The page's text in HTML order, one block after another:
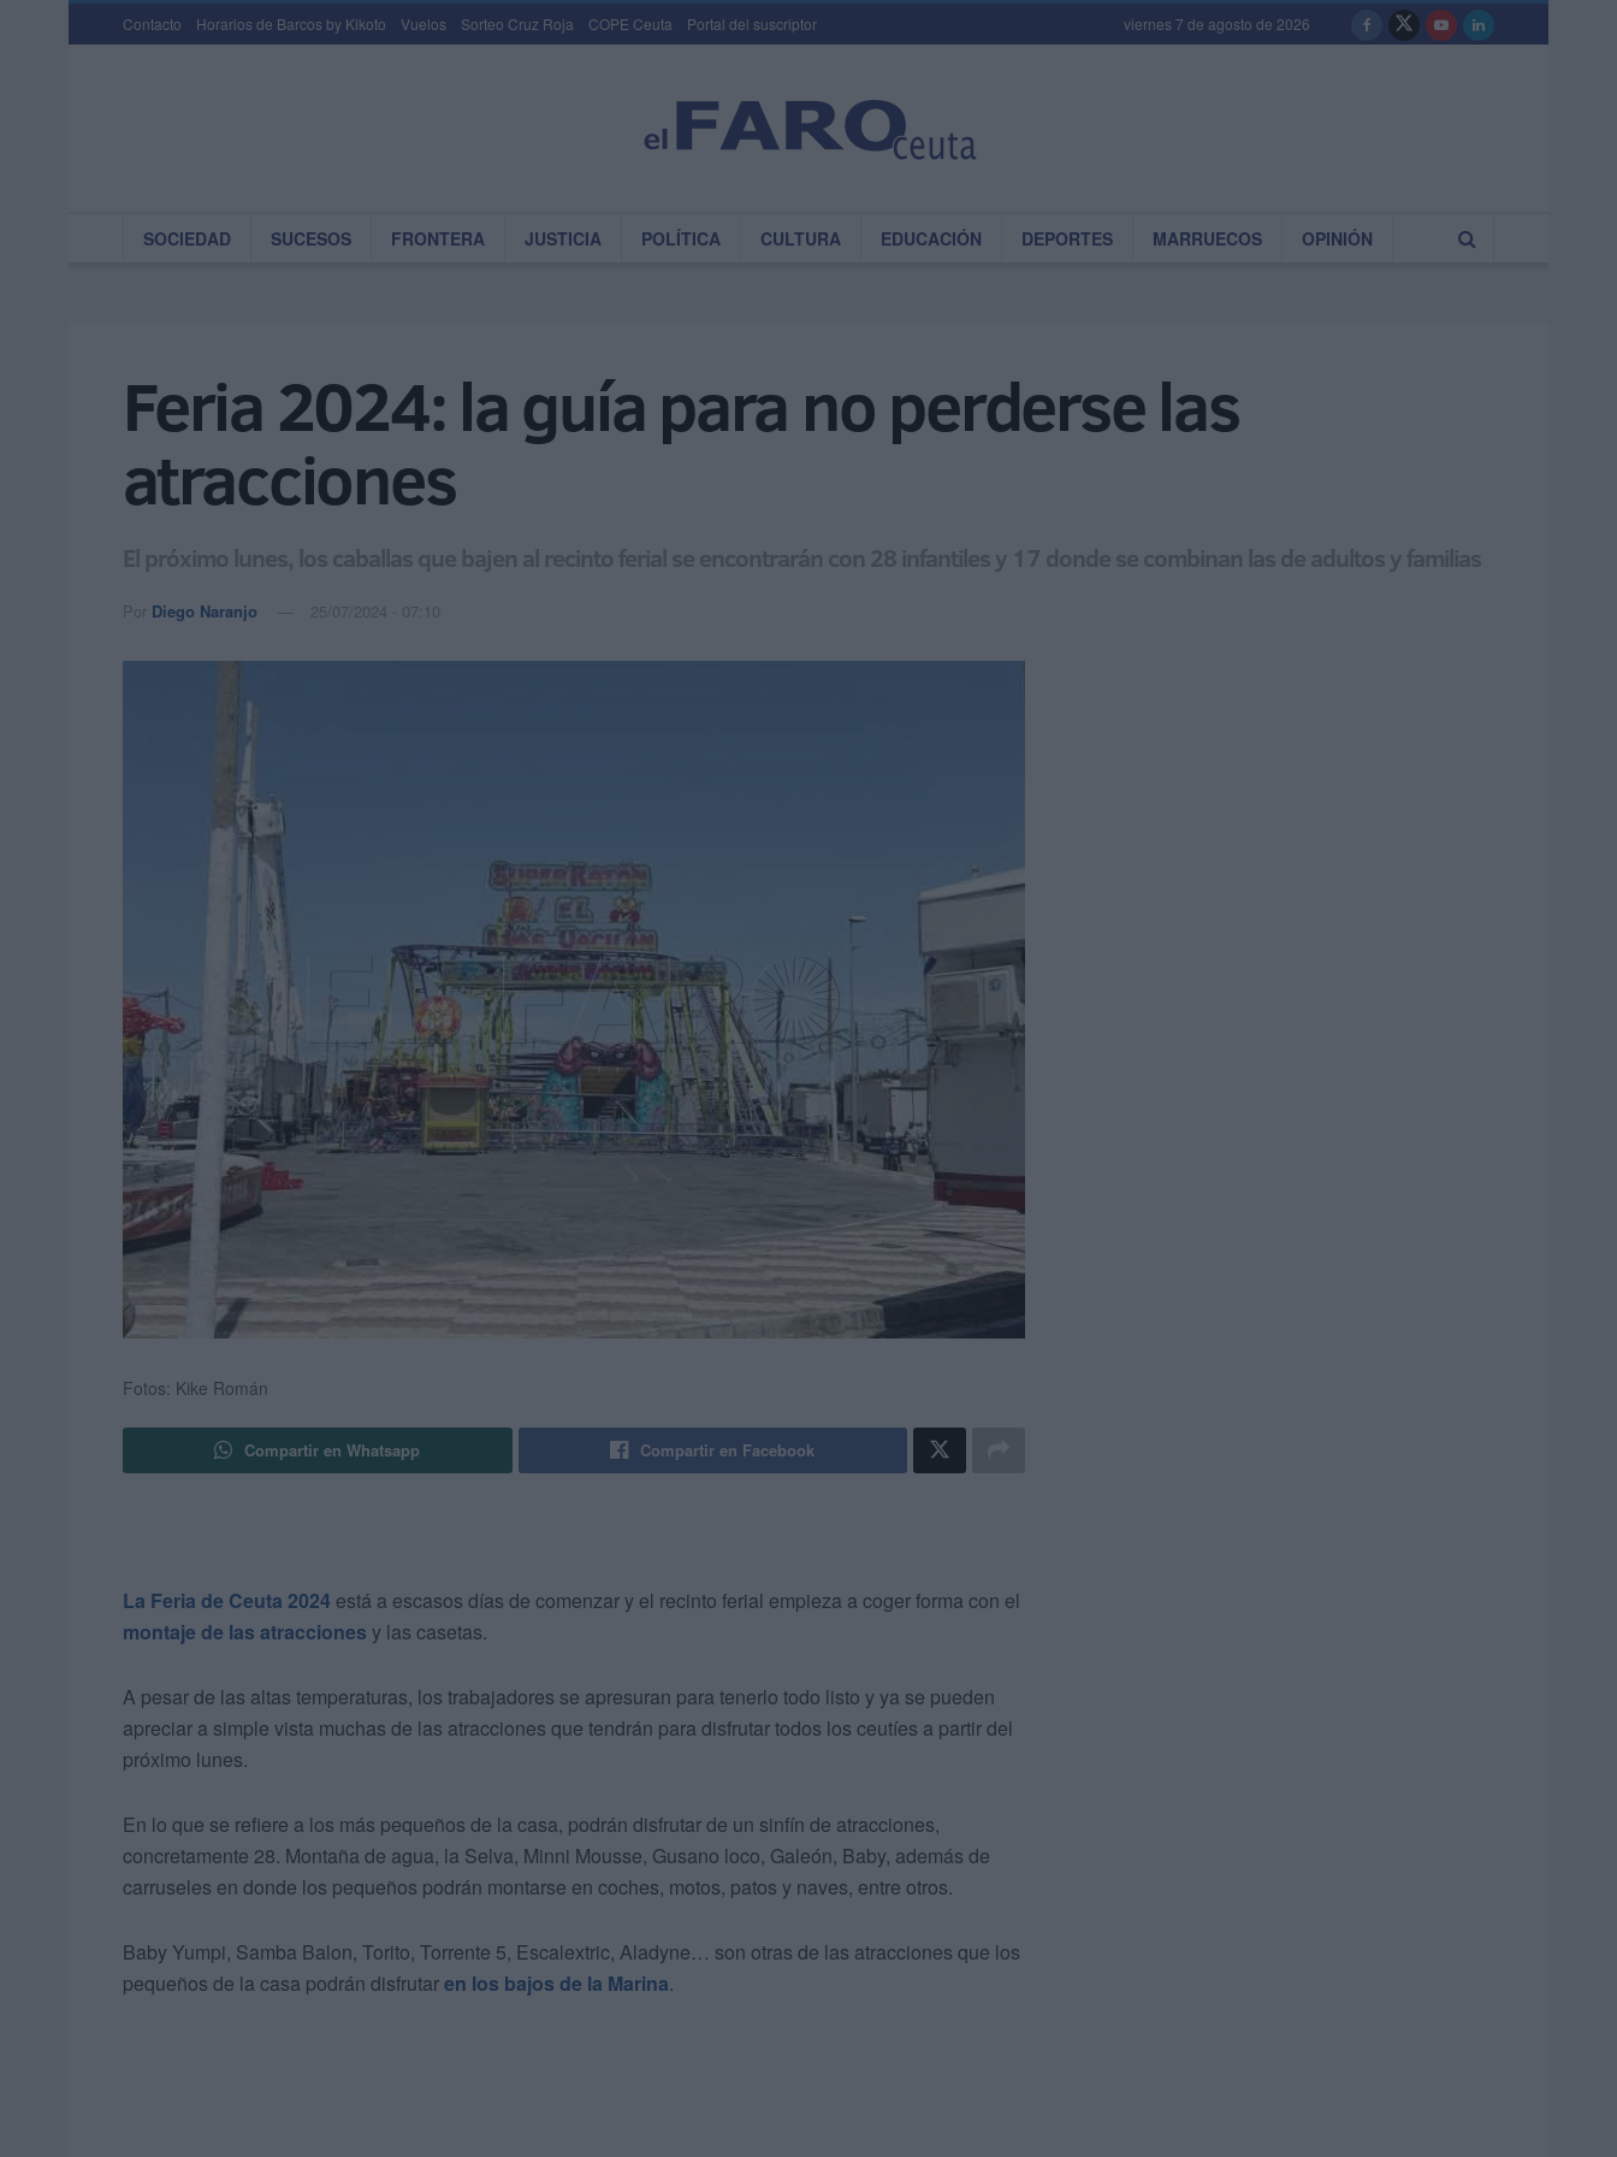
Contacto Horarios de Barcos by Kikoto Vuelos Sorteo Cruz Roja COPE Ceuta Portal del suscriptor viernes 7 de agosto de 2026
SOCIEDAD SUCESOS FRONTERA JUSTICIA POLÍTICA CULTURA EDUCACIÓN DEPORTES MARRUECOS OPINIÓN
Feria 2024: la guía para no perderse las
atracciones
El próximo lunes, los caballas que bajen al recinto ferial se encontrarán con 28 infantiles y 17 donde se combinan las de adultos y familias
Por Diego Naranjo 25/07/2024 - 07:10
Fotos: Kike Román
Compartir en Whatsapp Compartir en Facebook
La Feria de Ceuta 2024 está a escasos días de comenzar y el recinto ferial empieza a coger forma con el
montaje de las atracciones y las casetas.
A pesar de las altas temperaturas, los trabajadores se apresuran para tenerlo todo listo y ya se pueden
apreciar a simple vista muchas de las atracciones que tendrán para disfrutar todos los ceutíes a partir del
próximo lunes.
En lo que se refiere a los más pequeños de la casa, podrán disfrutar de un sinfín de atracciones,
concretamente 28. Montaña de agua, la Selva, Minni Mousse, Gusano loco, Galeón, Baby, además de
carruseles en donde los pequeños podrán montarse en coches, motos, patos y naves, entre otros.
Baby Yumpi, Samba Balon, Torito, Torrente 5, Escalextric, Aladyne… son otras de las atracciones que los
pequeños de la casa podrán disfrutaren los bajos de la Marina.